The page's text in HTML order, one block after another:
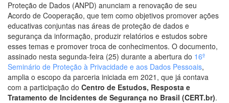
Proteção de Dados (ANPD) anunciam a renovação de seu
Acordo de Cooperação, que tem como objetivos promover ações
educativas conjuntas nas áreas de proteção de dados e
segurança da informação, produzir relatórios e estudos sobre
esses temas e promover troca de conhecimentos. O documento,
assinado nesta segunda-feira (25) durante a abertura do 16º
Seminário de Proteção à Privacidade e aos Dados Pessoais,
amplia o escopo da parceria iniciada em 2021, que já contava
com a participação do Centro de Estudos, Resposta e
Tratamento de Incidentes de Segurança no Brasil (CERT.br).